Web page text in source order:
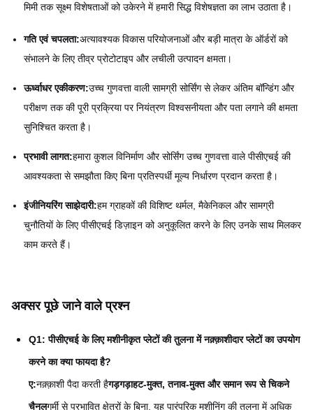
मिमी तक सूक्ष्म विशेषताओं को उकेरने में हमारी सिद्ध विशेषज्ञता का लाभ उठाता है।
गति एवं चपलता:अत्यावश्यक विकास परियोजनाओं और बड़ी मात्रा के ऑर्डरों को
संभालने के लिए तीव्र प्रोटोटाइप और लचीली उत्पादन क्षमता।
ऊर्ध्वाधर एकीकरण:उच्च गुणवत्ता वाली सामग्री सोर्सिंग से लेकर अंतिम बॉन्डिंग और
परीक्षण तक की पूरी प्रक्रिया पर नियंत्रण विश्वसनीयता और पता लगाने की क्षमता
सुनिश्चित करता है।
प्रभावी लागत:हमारा कुशल विनिर्माण और सोर्सिंग उच्च गुणवत्ता वाले पीसीएचई की
आवश्यकता से समझौता किए बिना प्रतिस्पर्धी मूल्य निर्धारण प्रदान करता है।
इंजीनियरिंग साझेदारी:हम ग्राहकों की विशिष्ट थर्मल, मैकेनिकल और सामग्री
चुनौतियों के लिए पीसीएचई डिज़ाइन को अनुकूलित करने के लिए उनके साथ मिलकर
काम करते हैं।
अक्सर पूछे जाने वाले प्रश्न
Q1: पीसीएचई के लिए मशीनीकृत प्लेटों की तुलना में नक़्क़ाशीदार प्लेटों का उपयोग
करने का क्या फायदा है?
ए:नक़्क़ाशी पैदा करती हैगड़गड़ाहट-मुक्त, तनाव-मुक्त और समान रूप से चिकने
चैनलगर्मी से प्रभावित क्षेत्रों के बिना. यह पारंपरिक मशीनिंग की तुलना में अधिक